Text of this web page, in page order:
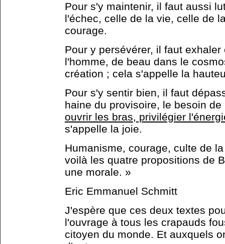
Pour s'y maintenir, il faut aussi
l'échec, celle de la vie, celle de
courage.
Pour y persévérer, il faut
l'homme, de beau dans le
création ; cela s'appelle la
Pour s'y sentir bien, il faut
haine du provisoire, le besoin
ouvrir les bras, privilégier
s'appelle la joie.
Humanisme, courage, culte de
voilà les quatre propositions de
une morale. »
Eric Emmanuel Schmitt
J'espère que ces deux textes
l'ouvrage à tous les crapauds
citoyen du monde. Et auxquels